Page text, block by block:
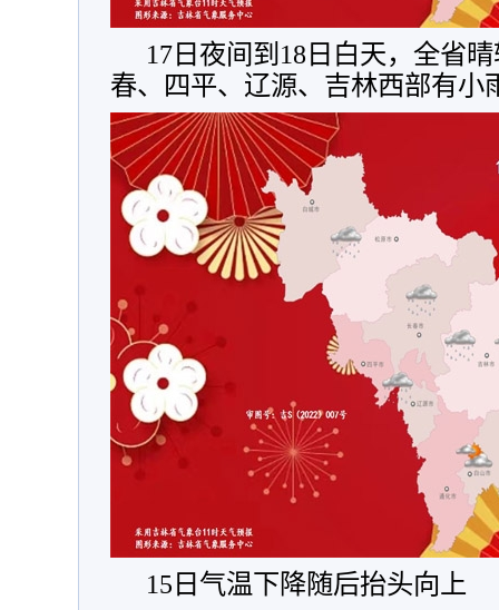
17日夜间到18日白天，全省
春、四平、辽源、吉林西部有小
15日气温下降随后抬头向上